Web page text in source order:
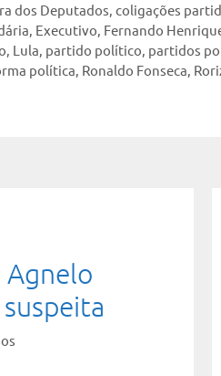
dos Deputados,coligações
, Executivo, Fernando
, Lula, partido político, partidos
política, Ronaldo Fonseca,